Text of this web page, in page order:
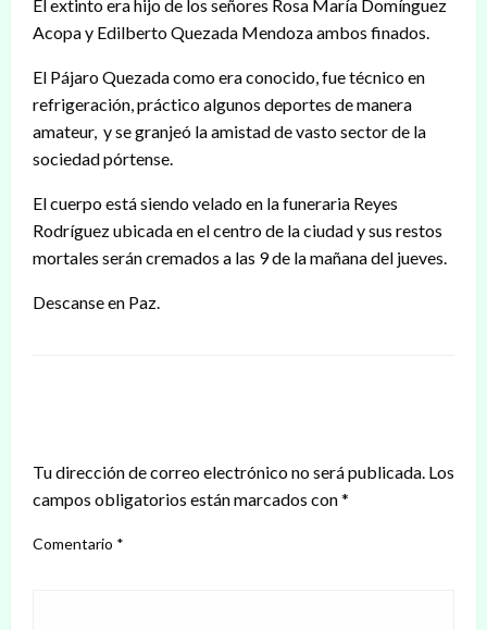
El extinto era hijo de los señores Rosa María Domínguez
Acopa y Edilberto Quezada Mendoza ambos finados.
El Pájaro Quezada como era conocido, fue técnico en
refrigeración, práctico algunos deportes de manera
amateur, y se granjeó la amistad de vasto sector de la
sociedad pórtense.
El cuerpo está siendo velado en la funeraria Reyes
Rodríguez ubicada en el centro de la ciudad y sus restos
mortales serán cremados a las 9 de la mañana del jueves.
Descanse en Paz.
Tu dirección de correo electrónico no será publicada. Los
campos obligatorios están marcados con*
Comentario *